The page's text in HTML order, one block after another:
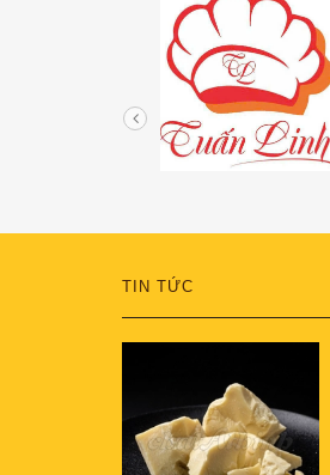
TIN TỨC